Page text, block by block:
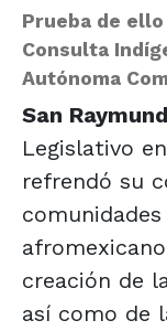
Prueba de
Consulta
Autónoma
San
Legislativo
refrendó su
creación de
así como de